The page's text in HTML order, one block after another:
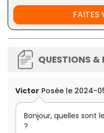
FAITES
QUESTIONS &
Victor Posée le 2024-
Bonjour, quelles sont
?